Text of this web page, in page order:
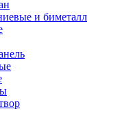
и биметалл